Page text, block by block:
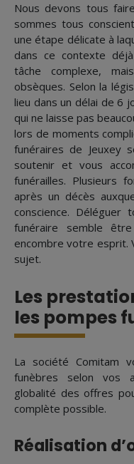
Nous devons tous
sommes tous
une étape délicate à
dans ce contexte
tâche complexe,
obsèques. Selon la
lieu dans un délai de 6
qui ne laisse pas
lors de moments
funéraires de Jeuxey
soutenir et vous
funérailles. Plusieurs
après un décès
conscience.
funéraire semble
encombre votre esprit.
sujet.
Les
les pompes
La société Comitam
funèbres selon vos
globalité des offres
complète possible.
Réalisation